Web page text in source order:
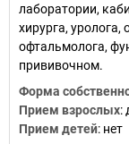
лаборатории,
хирурга, уролога,
офтальмолога,
прививочном.
Форма
Прием взрослых:
Прием детей: нет